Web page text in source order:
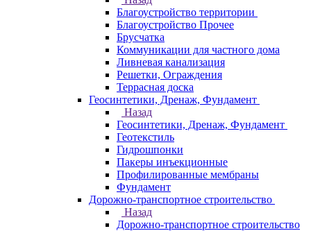
Благоустройство территории
Благоустройство Прочее
Брусчатка
Коммуникации для частного дома
Ливневая канализация
Решетки, Ограждения
Террасная доска
Геосинтетики, Дренаж, Фундамент
Назад
Геосинтетики, Дренаж, Фундамент
Геотекстиль
Гидрошпонки
Пакеры инъекционные
Профилированные мембраны
Фундамент
Дорожно-транспортное строительство
Назад
Дорожно-транспортное строительство